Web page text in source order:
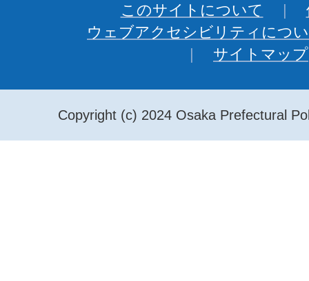
このサイトについて
ウェブアクセシビリティにつ
サイトマップ
Copyright (c) 2024 Osaka Prefectural